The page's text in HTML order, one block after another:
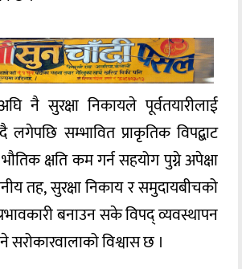
नै सुरक्षा निकायले पूर्वतयारीलाई
लगेपछि सम्भावित प्राकृतिक विपद्बाट
क्षति कम गर्न सहयोग पुग्ने अपेक्षा
तह, सुरक्षा निकाय र समुदायबीचको
बनाउन सके विपद् व्यवस्थापन
सरोकारवालाको विश्वास छ ।